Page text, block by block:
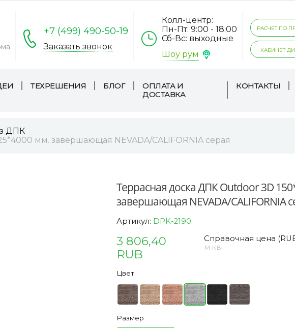
+7 (499) 490-50-19
Заказать звонок
Колл-центр:
Пн-Пт: 9:00 - 18:00
Сб-Вс: выходные
Шоу рум
РАСЧЕТ ПО
КАБИНЕТ
ТЕХРЕШЕНИЯ БЛОГ
ОПЛАТА И
ДОСТАВКА
КОНТАКТЫ
ДПК
мм. завершающая NEVADA/CALIFORNIA серая
Террасная доска ДПК Outdoor 3D
завершающая NEVADA/CALIFORNIA
Артикул: DPK-2190
3 806,40
RUB
Справочная цена
м.кв
Цвет
Размер